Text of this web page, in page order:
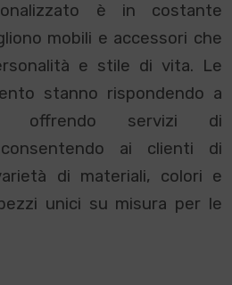
è in costante
mobili e accessori che
e stile di vita. Le
stanno rispondendo a
offrendo servizi di
consentendo ai clienti di
di materiali, colori e
unici su misura per le